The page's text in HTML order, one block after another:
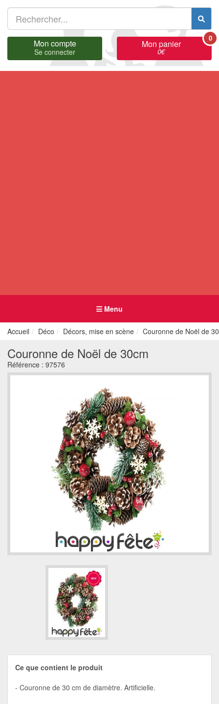
Mon compte
Se connecter
Mon panier
0€
0
Menu
Accueil Déco Décors, mise en scène Couronne de Noël de
Couronne de Noël de 30cm
Référence : 97576
Ce que contient le produit
Couronne de 30 cm de diamètre. Artificielle.